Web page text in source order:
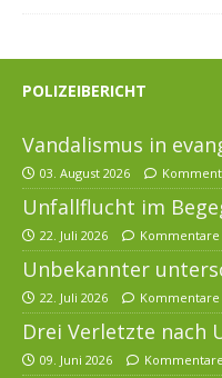
POLIZEIBERICHT
Vandalismus in
03. August 2026
Unfallflucht im
22. Juli 2026
Unbekannter
22. Juli 2026
Drei Verletzte nach
09. Juni 2026